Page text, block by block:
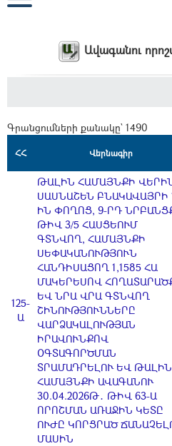
Ավագանու
Գրանցումների քանակը` 1490
ՀՀ Վերնագիր
125-
Ա
ԹԱԼԻՆ ՀԱՄԱՅՆՔԻ
ՍԱՍՆԱՇԵՆ ԲՆԱԿԱՎԱՅՐԻ
ԻՆ ՓՈՂՈՑ, 9-ՐԴ
ԹԻՎ 3/5 ՀԱՍՑԵՈՒՄ
ԳՏՆՎՈՂ, ՀԱՄԱՅՆՔԻ
ՍԵՓԱԿԱՆՈՒԹՅՈՒՆ
ՀԱՆԴԻՍԱՑՈՂ 1,1585 ՀԱ
ՄԱԿԵՐԵՍՈՎ
ԵՎ ՆՐԱ ՎՐԱ ԳՏՆՎՈՂ
ՇԻՆՈՒԹՅՈՒՆՆԵՐԸ
ՎԱՐՁԱԿԱԼՈՒԹՅԱՆ
ԻՐԱՎՈՒՆՔՈՎ
ՕԳՏԱԳՈՐԾՄԱՆ
ՏՐԱՄԱԴՐԵԼՈՒ ԵՎ ԹԱԼԻՆ
ՀԱՄԱՅՆՔԻ ԱՎԱԳԱՆՈՒ
30.04.2026Թ․ ԹԻՎ 63-Ա
ՈՐՈՇՄԱՆ ԱՌԱՋԻՆ ԿԵՏԸ
ՈՒԺԸ ԿՈՐՑՐԱԾ
ՄԱՍԻՆ